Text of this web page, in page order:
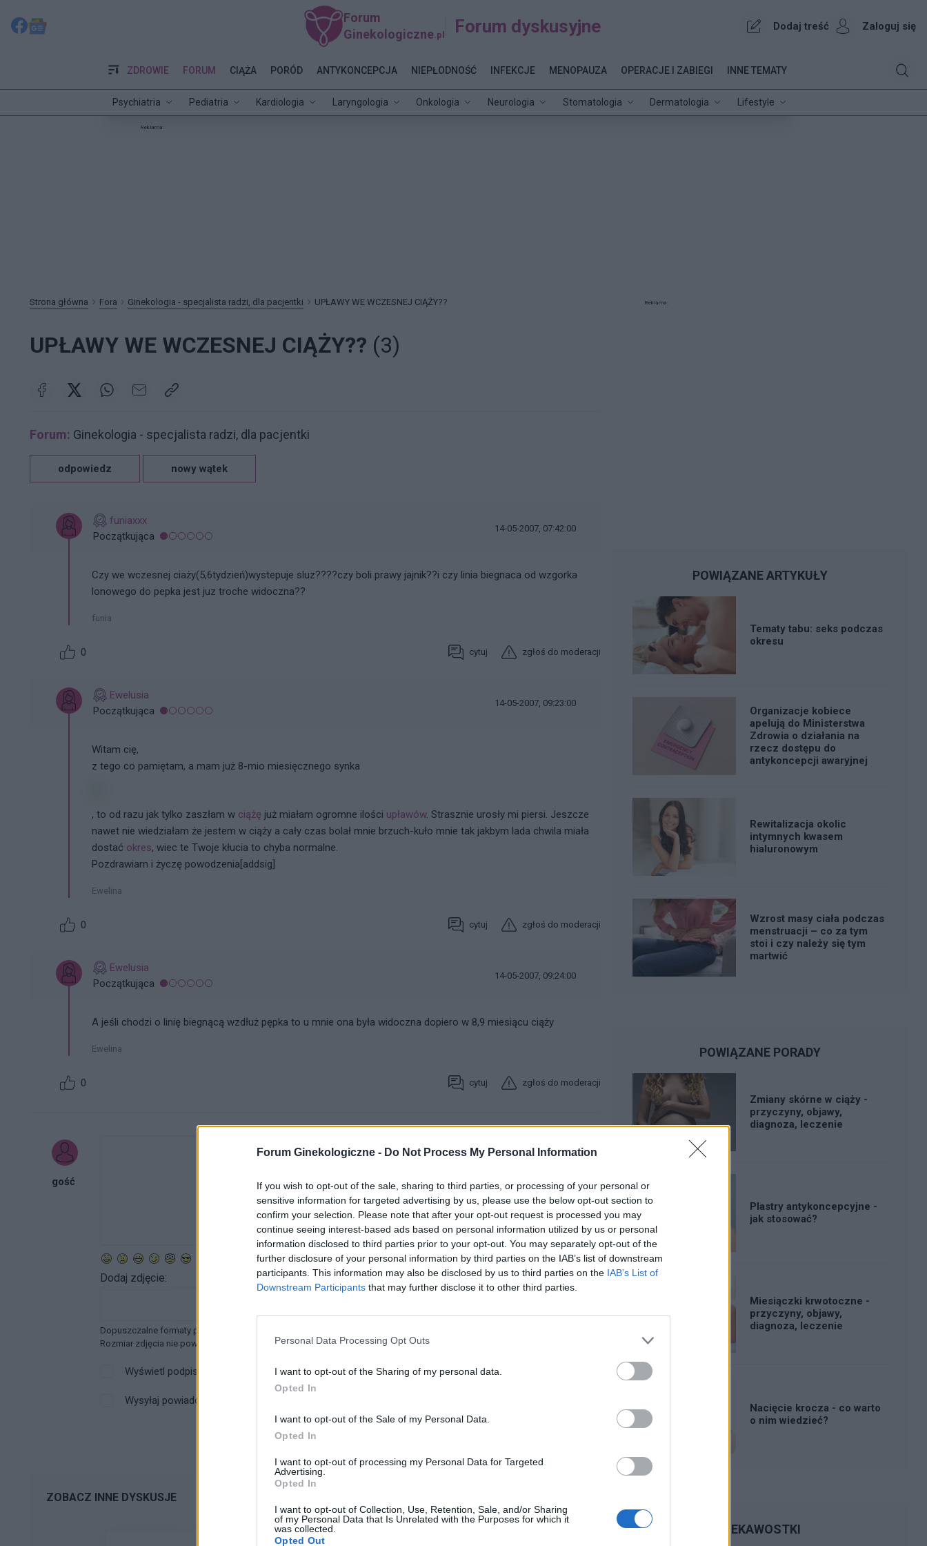
Forum Ginekologiczne - Do Not Process My Personal Information
If you wish to opt-out of the sale, sharing to third parties, or processing of your personal or
sensitive information for targeted advertising by us, please use the below opt-out section to
confirm your selection. Please note that after your opt-out request is processed you may
continue seeing interest-based ads based on personal information utilized by us or personal
information disclosed to third parties prior to your opt-out. You may separately opt-out of the
further disclosure of your personal information by third parties on the IAB’s list of downstream
participants. This information may also be disclosed by us to third parties on the IAB’s List of
Downstream Participants that may further disclose it to other third parties.
Personal Data Processing Opt Outs
I want to opt-out of the Sharing of my personal data.
Opted In
I want to opt-out of the Sale of my Personal Data.
Opted In
I want to opt-out of processing my Personal Data for Targeted
Advertising.
Opted In
I want to opt-out of Collection, Use, Retention, Sale, and/or Sharing
of my Personal Data that Is Unrelated with the Purposes for which it
was collected.
Opted Out
Forum
Ginekologiczne .pl Forum dyskusyjne Dodaj treść Zaloguj się
ZDROWIE
Psychiatria Pediatria Kardiologia Laryngologia Onkologia Neurologia Stomatologia Dermatologia Lifestyle
FORUM CIĄŻA PORÓD ANTYKONCEPCJA NIEPŁODNOŚĆ INFEKCJE MENOPAUZA OPERACJE I ZABIEGI INNE TEMATY
Reklama:
Strona główna Fora Ginekologia - specjalista radzi, dla pacjentki UPŁAWY WE WCZESNEJ CIĄŻY??
UPŁAWY WE WCZESNEJ CIĄŻY?? (3)
Forum: Ginekologia - specjalista radzi, dla pacjentki
odpowiedz nowy wątek
funiaxxx
Początkująca
14-05-2007, 07:42:00
Czy we wczesnej ciaży(5,6tydzień)wystepuje sluz????czy boli prawy jajnik??i czy linia biegnaca od wzgorka
lonowego do pepka jest juz troche widoczna??
funia
0 cytuj zgłoś do moderacji
Ewelusia
Początkująca
14-05-2007, 09:23:00
Witam cię,
z tego co pamiętam, a mam już 8-mio miesięcznego synka
, to od razu jak tylko zaszłam w ciążę już miałam ogromne ilości upławów. Strasznie urosły mi piersi. Jeszcze
nawet nie wiedziałam że jestem w ciąży a cały czas bolał mnie brzuch-kuło mnie tak jakbym lada chwila miała
dostać okres, wiec te Twoje kłucia to chyba normalne.
Pozdrawiam i życzę powodzenia[addsig]
Ewelina
0 cytuj zgłoś do moderacji
Ewelusia
Początkująca
14-05-2007, 09:24:00
A jeśli chodzi o linię biegnącą wzdłuż pępka to u mnie ona była widoczna dopiero w 8,9 miesiącu ciąży
Ewelina
0 cytuj zgłoś do moderacji
gość
Dodaj zdjęcie:
Dopuszczalne formaty pliku graficznego: jpg, jpeg , png.
Rozmiar zdjęcia nie powinien przekraczać 0.6MB.
Wyświetl podpis
Wysyłaj powiadomienia o odpowiedzi
ZOBACZ INNE DYSKUSJE
Reklama:
POWIĄZANE ARTYKUŁY
Tematy tabu: seks podczas
okresu
Organizacje kobiece
apelują do Ministerstwa
Zdrowia o działania na
rzecz dostępu do
antykoncepcji awaryjnej
Rewitalizacja okolic
intymnych kwasem
hialuronowym
Wzrost masy ciała podczas
menstruacji – co za tym
stoi i czy należy się tym
martwić
POWIĄZANE PORADY
Zmiany skórne w ciąży -
przyczyny, objawy,
diagnoza, leczenie
Plastry antykoncepcyjne -
jak stosować?
Miesiączki krwotoczne -
przyczyny, objawy,
diagnoza, leczenie
Nacięcie krocza - co warto
o nim wiedzieć?
CIEKAWOSTKI